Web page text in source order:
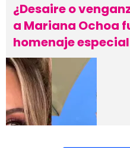
¿Desaire o
a Mariana Ochoa
homenaje especial